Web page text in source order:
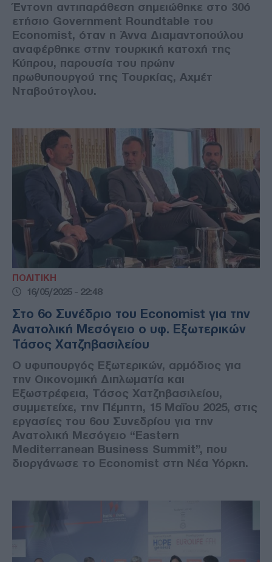
Έντονη αντιπαράθεση σημειώθηκε στο 30ό
ετήσιο Government Roundtable του
Economist, όταν η Άννα Διαμαντοπούλου
αναφέρθηκε στην τουρκική κατοχή της
Κύπρου, παρουσία του πρώην
πρωθυπουργού της Τουρκίας, Αχμέτ
Νταβούτογλου.
ΠΟΛΙΤΙΚΗ
16/05/2025 - 22:48
Στο 6ο Συνέδριο του Economist για την
Ανατολική Μεσόγειο ο υφ. Εξωτερικών
Τάσος Χατζηβασιλείου
Ο υφυπουργός Εξωτερικών, αρμόδιος για
την Οικονομική Διπλωματία και
Εξωστρέφεια, Τάσος Χατζηβασιλείου,
συμμετείχε, την Πέμπτη, 15 Μαΐου 2025, στις
εργασίες του 6ου Συνεδρίου για την
Ανατολική Μεσόγειο “Eastern
Mediterranean Business Summit”, που
διοργάνωσε το Economist στη Νέα Υόρκη.